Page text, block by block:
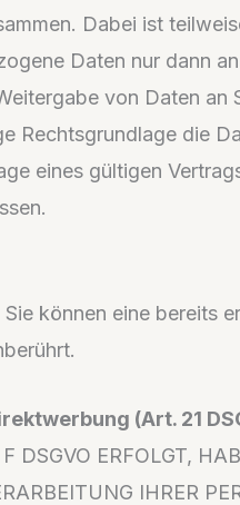
Dabei ist
Daten nur dann
von Daten
Rechtsgrundlage die
eines gültigen
können eine bereits
(Art. 21
ERFOLGT,
IHRER